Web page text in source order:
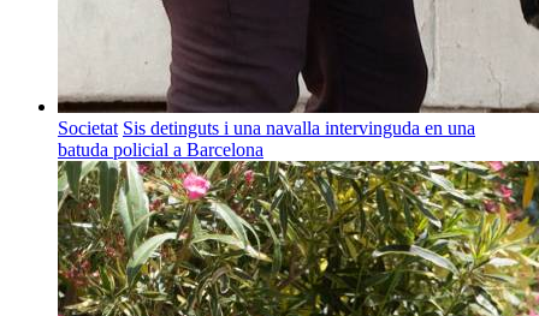
Societat Sis detinguts i una navalla intervinguda en una
batuda policial a Barcelona